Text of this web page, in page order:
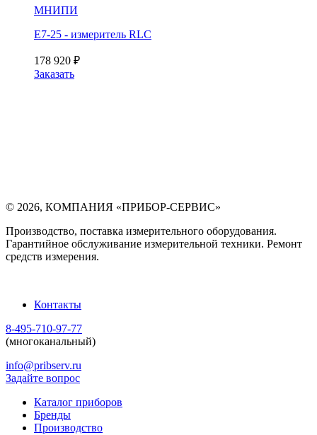
МНИПИ
Е7-25 - измеритель RLC
178 920 ₽
Заказать
© 2026, КОМПАНИЯ «ПРИБОР-СЕРВИС»
Производство, поставка измерительного оборудования.
Гарантийное обслуживание измерительной техники. Ремонт
средств измерения.
Контакты
8-495-710-97-77
(многоканальный)
info@pribserv.ru
Задайте вопрос
Каталог приборов
Бренды
Производство